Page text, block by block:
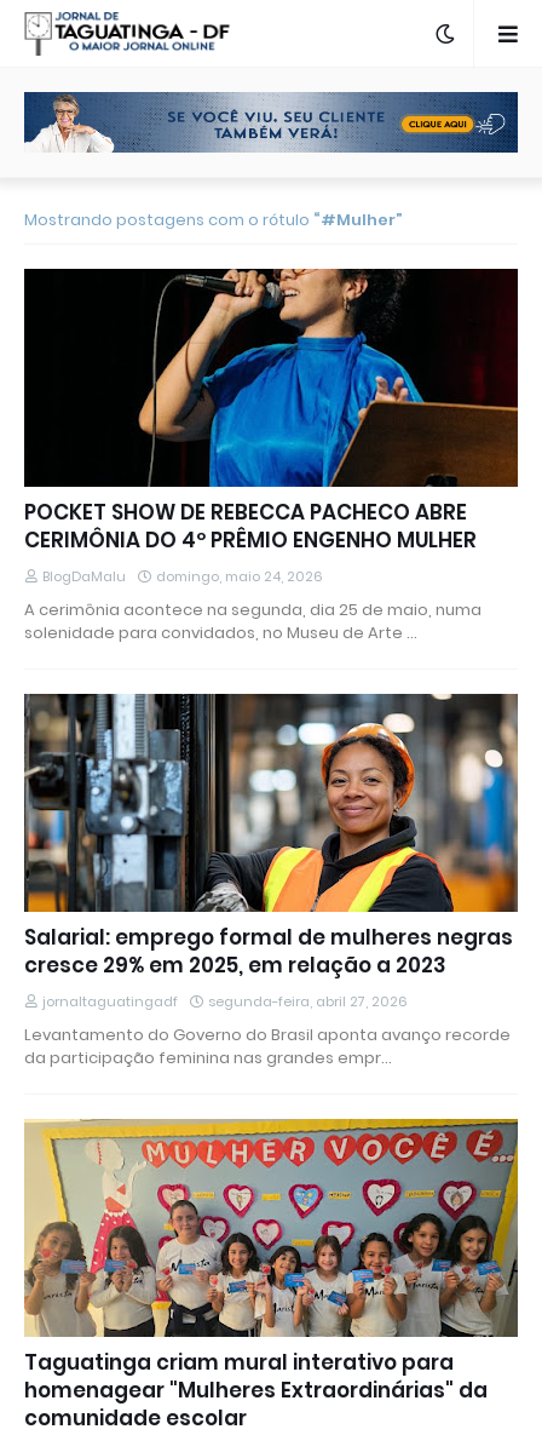
Mostrando postagens com o rótulo #Mulher
POCKET SHOW DE REBECCA PACHECO ABRE
CERIMÔNIA DO 4º PRÊMIO ENGENHO MULHER
BlogDaMalu domingo, maio 24, 2026
A cerimônia acontece na segunda, dia 25 de maio, numa
solenidade para convidados, no Museu de Arte …
Salarial: emprego formal de mulheres negras
cresce 29% em 2025, em relação a 2023
jornaltaguatingadf segunda-feira, abril 27, 2026
Levantamento do Governo do Brasil aponta avanço recorde
da participação feminina nas grandes empr…
Taguatinga criam mural interativo para
homenagear "Mulheres Extraordinárias" da
comunidade escolar